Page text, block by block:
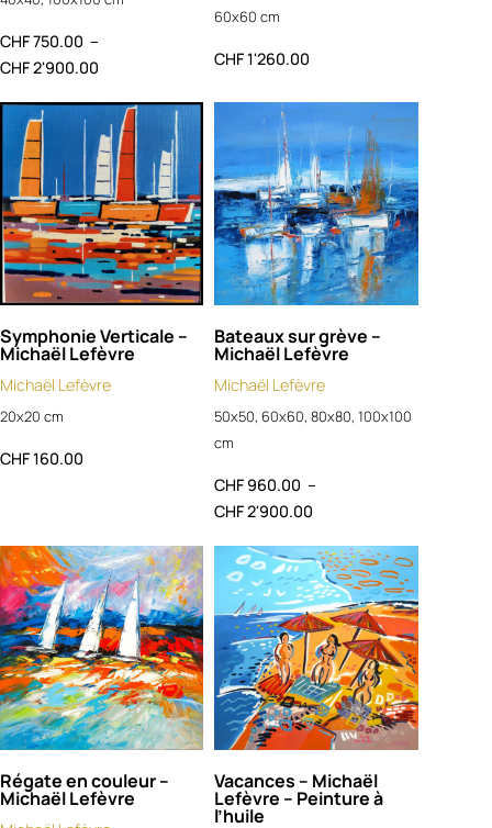
CHF750.00 –
CHF2'900.00
60x60 cm
CHF1'260.00
Symphonie Verticale –
Michaël Lefèvre
Michaël Lefèvre
20x20 cm
CHF160.00
Bateaux sur grève –
Michaël Lefèvre
Michaël Lefèvre
50x50, 60x60, 80x80, 100x100
cm
CHF 960.00 –
CHF2'900.00
Régate en couleur –
Michaël Lefèvre
Vacances – Michaël
Lefèvre – Peinture à
l’huile